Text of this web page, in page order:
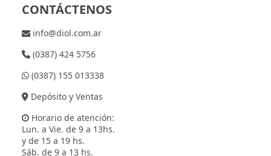
CONTÁCTENOS
info@diol.com.ar
(0387) 424 5756
(0387) 155 013338
Depósito y Ventas
Horario de atención:
Lun. a Vie. de 9 a 13hs.
y de 15 a 19 hs.
Sáb. de 9 a 13 hs.